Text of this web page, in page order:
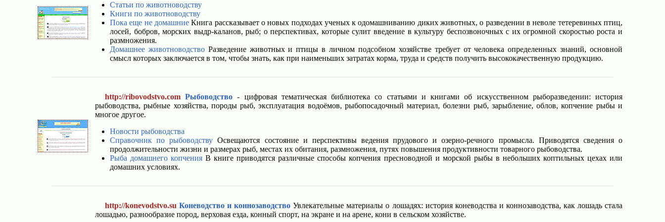
Статьи по животноводству
Книги по животноводству
Пока еще не домашниеКнига рассказывает о новых подходах ученых к одомашниванию диких животных, о разведении в неволе тетеревиных птиц,
лосей, бобров, морских выдр-каланов, рыб; о перспективах, которые сулит введение в культуру беспозвоночных с их огромной скоростью роста и
размножения.
Домашнее животноводствоРазведение животных и птицы в личном подсобном хозяйстве требует от человека определенных знаний, основной
смысл которых заключается в том, чтобы знать, как при наименьших затратах корма, труда и средств получить высококачественную продукцию.
http://ribovodstvo.com Рыбоводство - цифровая тематическая библиотека со статьями и книгами об искусственном рыборазведении: история
рыбоводства, рыбные хозяйства, породы рыб, эксплуатация водоёмов, рыбопосадочный материал, болезни рыб, зарыбление, облов, копчение рыбы и
многое другое.
Новости рыбоводства
Справочник по рыбоводству Освещаются состояние и перспективы ведения прудового и озерно-речного промысла. Приводятся сведения о
продолжительности жизни и размерах рыб, местах их обитания, размножения, путях повышения продуктивности товарного рыбоводства.
Рыба домашнего копчения В книге приводятся различные способы копчения пресноводной и морской рыбы в небольших коптильных цехах или
домашних условиях.
http://konevodstvo.su Коневодство и коннозаводство Увлекательные материалы о лошадях: история коневодства и коннозаводства, как лошадь стала
лошадью, разнообразие пород, верховая езда, конный спорт, на экране и на арене, кони в сельском хозяйстве.